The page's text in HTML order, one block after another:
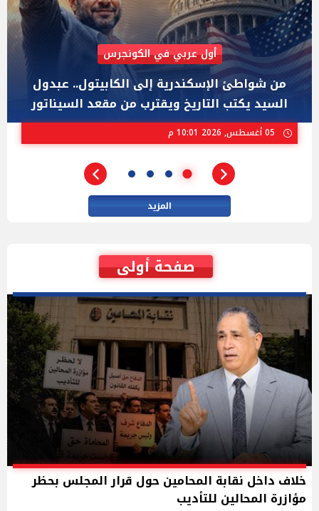
AIPAC رصدت 30 مليون دولار لإضعافه
"عبد الرحمن السيد" المصري الذى يواجه "هايلي
ستيفنز" وإيباك الاسرائيلية بإنتخابات ميشيجان
المزيد
صفحة أولى
خلاف داخل نقابة المحامين حول قرار المجلس بحظر
مؤازرة المحالين للتأديب